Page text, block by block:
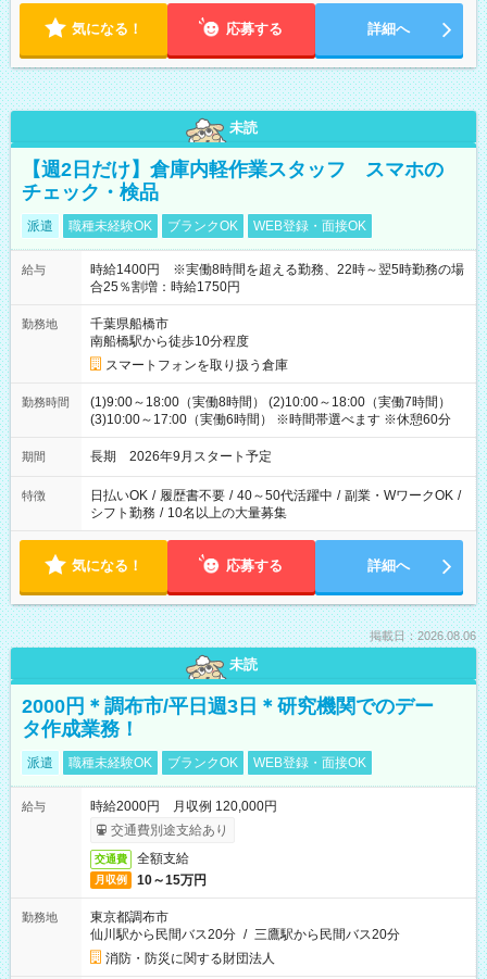
気になる！ 応募する 詳細へ
未読
【週2日だけ】倉庫内軽作業スタッフ スマホの
チェック・検品
派遣 職種未経験OK ブランクOK WEB登録・面接OK
給与
時給1400円 ※実働8時間を超える勤務、22時～翌5時勤務の場
合25％割増：時給1750円
勤務地
千葉県船橋市
南船橋駅から徒歩10分程度
スマートフォンを取り扱う倉庫
勤務時間
(1)9:00～18:00（実働8時間） (2)10:00～18:00（実働7時間）
(3)10:00～17:00（実働6時間） ※時間帯選べます ※休憩60分
期間 長期 2026年9月スタート予定
特徴 日払いOK / 履歴書不要 / 40～50代活躍中 / 副業・WワークOK /
シフト勤務 / 10名以上の大量募集
気になる！ 応募する 詳細へ
掲載日：2026.08.06
未読
2000円＊調布市/平日週3日＊研究機関でのデー
タ作成業務！
派遣 職種未経験OK ブランクOK WEB登録・面接OK
給与
時給2000円 月収例 120,000円
交通費別途支給あり
交通費 全額支給
月収例 10～15万円
勤務地
東京都調布市
仙川駅から民間バス20分 / 三鷹駅から民間バス20分
消防・防災に関する財団法人